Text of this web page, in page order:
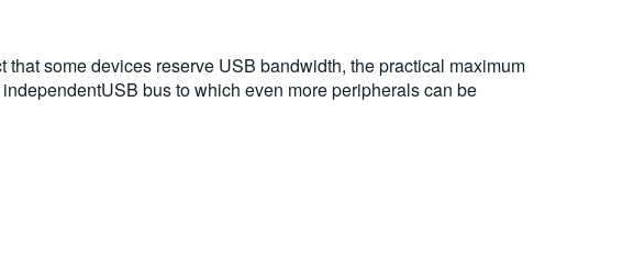
some devices reserve USB bandwidth, the practical maximum
bus to which even more peripherals can be